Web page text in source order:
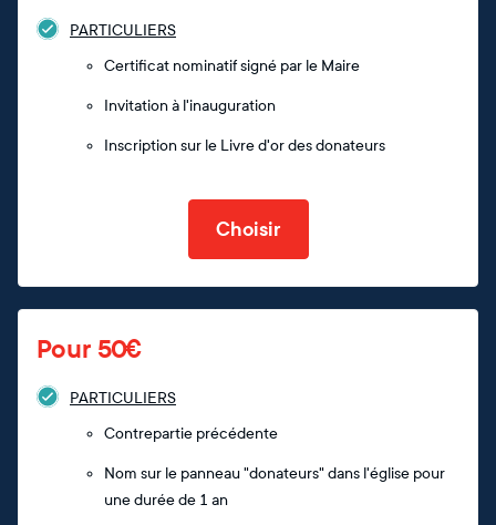
PARTICULIERS
Certificat nominatif signé par le Maire
Invitation à l'inauguration
Inscription sur le Livre d'or des donateurs
Choisir
Pour 50€
PARTICULIERS
Contrepartie précédente
Nom sur le panneau "donateurs" dans l'église pour
une durée de 1 an